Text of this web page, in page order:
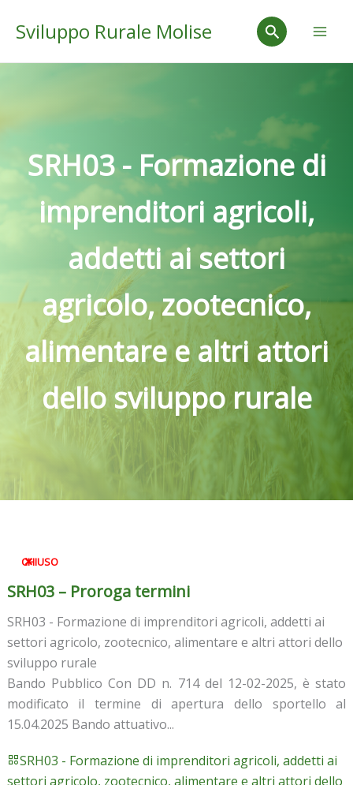
Sviluppo Rurale Molise
Cerca
SRH03 - Formazione di
imprenditori agricoli,
addetti ai settori
agricolo, zootecnico,
alimentare e altri attori
dello sviluppo rurale
CHIUSO
SRH03 – Proroga termini
SRH03 - Formazione di imprenditori agricoli, addetti ai
settori agricolo, zootecnico, alimentare e altri attori dello
sviluppo rurale
Bando Pubblico Con DD n. 714 del 12-02-2025, è stato
modificato il termine di apertura dello sportello al
15.04.2025 Bando attuativo...
SRH03 - Formazione di imprenditori agricoli, addetti ai
settori agricolo, zootecnico, alimentare e altri attori dello